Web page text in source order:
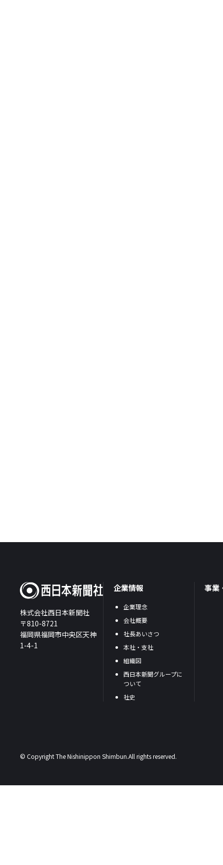
株式会社西日本新聞社
〒810-8721
福岡県福岡市中央区天神
1-4-1
企業情報
企業理念
会社概要
社長あいさつ
本社・支社
組織図
西日本新聞グループに
ついて
社史
事業
© Copyright The Nishinippon Shimbun.All rights reserved.